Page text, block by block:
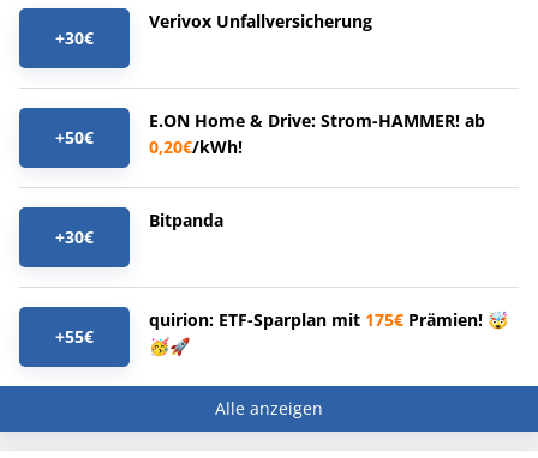
+30€
Verivox Unfallversicherung
+50€
E.ON Home & Drive: Strom-HAMMER! ab
0,20€/kWh!
+30€
Bitpanda
+55€
quirion: ETF-Sparplan mit 175€ Prämien! 🤯
🥳🚀
Alle anzeigen